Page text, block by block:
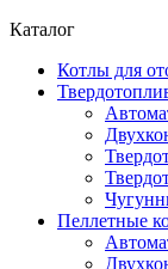
Каталог
Котлы для
Пеллетные